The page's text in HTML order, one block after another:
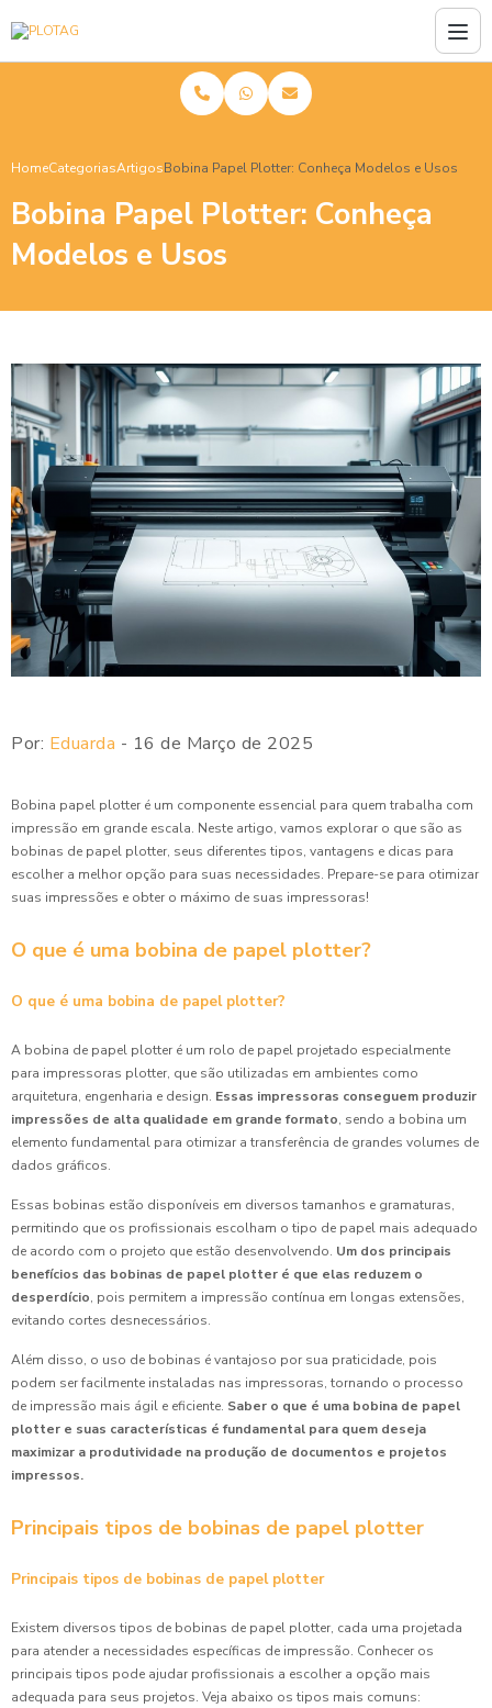
HomeCategoriasArtigosBobina Papel Plotter: Conheça Modelos e Usos
Bobina Papel Plotter: Conheça
Modelos e Usos
Por: Eduarda - 16 de Março de 2025
Bobina papel plotter é um componente essencial para quem trabalha com
impressão em grande escala. Neste artigo, vamos explorar o que são as
bobinas de papel plotter, seus diferentes tipos, vantagens e dicas para
escolher a melhor opção para suas necessidades. Prepare-se para otimizar
suas impressões e obter o máximo de suas impressoras!
O que é uma bobina de papel plotter?
O que é uma bobina de papel plotter?
A bobina de papel plotter é um rolo de papel projetado especialmente
para impressoras plotter, que são utilizadas em ambientes como
arquitetura, engenharia e design. Essas impressoras conseguem produzir
impressões de alta qualidade em grande formato, sendo a bobina um
elemento fundamental para otimizar a transferência de grandes volumes de
dados gráficos.
Essas bobinas estão disponíveis em diversos tamanhos e gramaturas,
permitindo que os profissionais escolham o tipo de papel mais adequado
de acordo com o projeto que estão desenvolvendo. Um dos principais
benefícios das bobinas de papel plotter é que elas reduzem o
desperdício, pois permitem a impressão contínua em longas extensões,
evitando cortes desnecessários.
Além disso, o uso de bobinas é vantajoso por sua praticidade, pois
podem ser facilmente instaladas nas impressoras, tornando o processo
de impressão mais ágil e eficiente. Saber o que é uma bobina de papel
plotter e suas características é fundamental para quem deseja
maximizar a produtividade na produção de documentos e projetos
impressos.
Principais tipos de bobinas de papel plotter
Principais tipos de bobinas de papel plotter
Existem diversos tipos de bobinas de papel plotter, cada uma projetada
para atender a necessidades específicas de impressão. Conhecer os
principais tipos pode ajudar profissionais a escolher a opção mais
adequada para seus projetos. Veja abaixo os tipos mais comuns: